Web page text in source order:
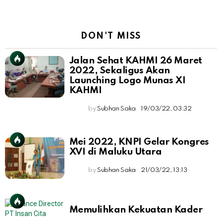
DON'T MISS
Jalan Sehat KAHMI 26 Maret
2022, Sekaligus Akan
Launching Logo Munas XI
KAHMI
by Subhan Saka 19/03/22, 03:32
Mei 2022, KNPI Gelar Kongres
XVI di Maluku Utara
by Subhan Saka 21/03/22, 13:13
Memulihkan Kekuatan Kader